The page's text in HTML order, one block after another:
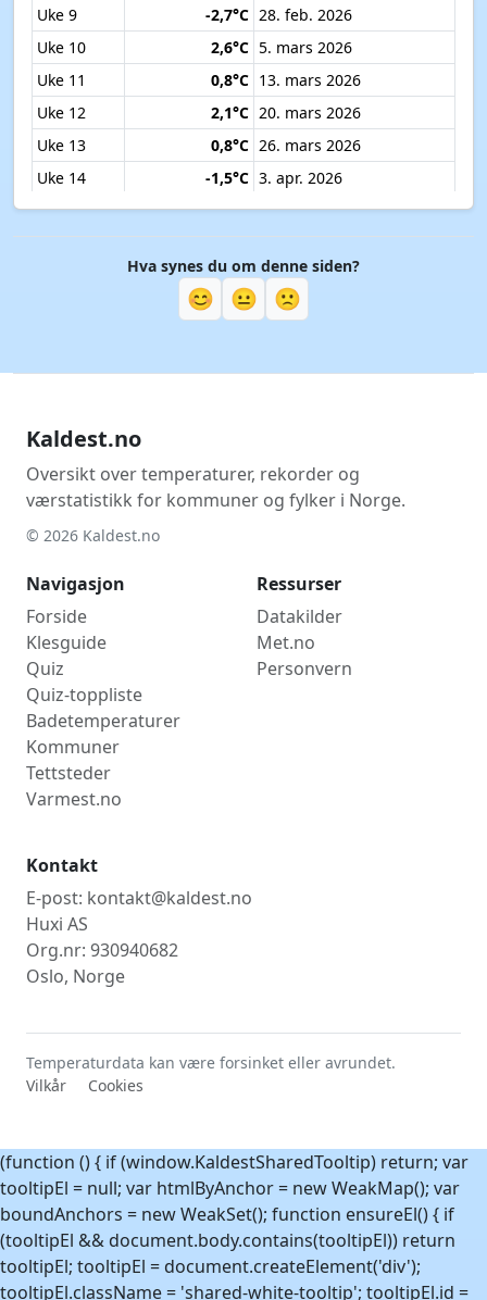
Uke 9
-2,7°C 28. feb. 2026
Uke 10
2,6°C 5. mars 2026
Uke 11
0,8°C 13. mars 2026
Uke 12
2,1°C 20. mars 2026
Uke 13
0,8°C 26. mars 2026
Uke 14
-1,5°C 3. apr. 2026
Uke 15
-1,7°C 7. apr. 2026
Uke 16
0,8°C 15. apr. 2026
-0,5°C 21. apr. 2026
0,8°C
27. apr. 2026
Uke 20
2,9°C 11. mai 2026
Uke 22
Uke 23
7,6°C 7. juni 2026
Uke 24
8,5°C
11. juni 2026
Uke 25
Uke 27
Uke 28
6. juli 2026
Uke 29
19. juli 2026
Uke 30
Uke 31
Uke 32
Hva synes du om denne siden?
😊 😐 🙁
Kaldest.no
Oversikt over temperaturer, rekorder og
værstatistikk for kommuner og fylker i Norge.
© 2026 Kaldest.no
Navigasjon
Forside
Klesguide
Quiz
Quiz-toppliste
Badetemperaturer
Kommuner
Tettsteder
Varmest.no
Ressurser
Datakilder
Met.no
Personvern
Kontakt
E-post: kontakt@kaldest.no
Huxi AS
Org.nr: 930940682
Oslo, Norge
Temperaturdata kan være forsinket eller avrundet.
Vilkår
Cookies
(function () { if (window.KaldestSharedTooltip) return; var
tooltipEl = null; var htmlByAnchor = new WeakMap(); var
boundAnchors = new WeakSet(); function ensureEl() { if
(tooltipEl && document.body.contains(tooltipEl)) return
tooltipEl; tooltipEl = document.createElement('div');
tooltipEl.className = 'shared-white-tooltip'; tooltipEl.id =